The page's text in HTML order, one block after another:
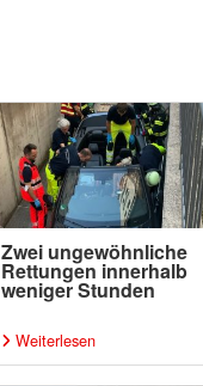
Zwei ungewöhnliche
Rettungen innerhalb
weniger Stunden
Weiterlesen